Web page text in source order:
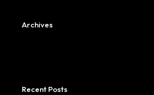
Archives
Recent Posts